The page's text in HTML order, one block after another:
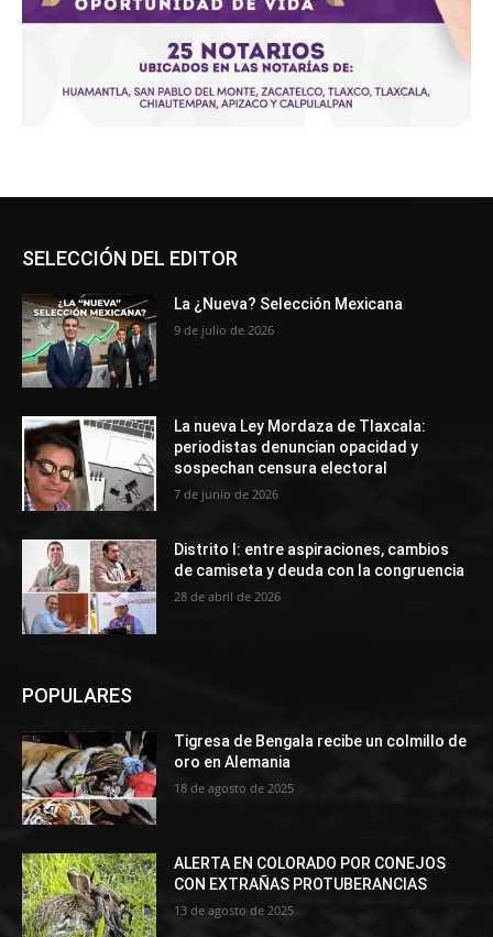
SELECCIÓN DEL EDITOR
La ¿Nueva? Selección Mexicana
9 de julio de 2026
La nueva Ley Mordaza de Tlaxcala:
periodistas denuncian opacidad y
sospechan censura electoral
7 de junio de 2026
Distrito I: entre aspiraciones, cambios
de camiseta y deuda con la congruencia
28 de abril de 2026
POPULARES
Tigresa de Bengala recibe un colmillo de
oro en Alemania
18 de agosto de 2025
ALERTA EN COLORADO POR CONEJOS
CON EXTRAÑAS PROTUBERANCIAS
13 de agosto de 2025